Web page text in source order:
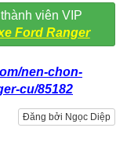
viên VIP
Ford Ranger
nen-chon-
cu/85182
Đăng bởi Ngọc Diệp